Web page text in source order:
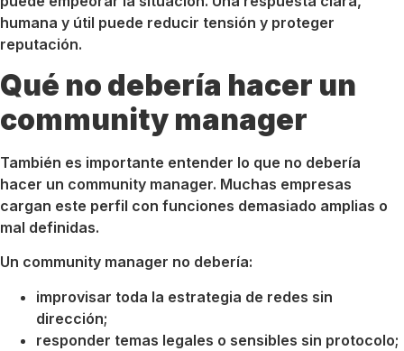
humana y útil puede reducir tensión y proteger
reputación.
Qué no debería hacer un
community manager
También es importante entender lo que no debería
hacer un community manager. Muchas empresas
cargan este perfil con funciones demasiado amplias o
mal definidas.
Un community manager no debería:
improvisar toda la estrategia de redes sin
dirección;
responder temas legales o sensibles sin protocolo;